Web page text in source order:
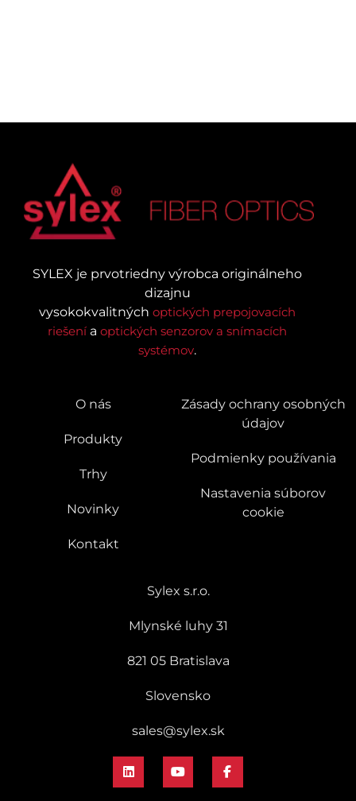
SYLEX je prvotriedny výrobca originálneho
dizajnu
vysokokvalitných optických prepojovacích
riešení a optických senzorov a snímacích
systémov.
O nás
Produkty
Trhy
Novinky
Kontakt
Zásady ochrany osobných
údajov
Podmienky používania
Nastavenia súborov
cookie
Sylex s.r.o.
Mlynské luhy 31
821 05 Bratislava
Slovensko
sales@sylex.sk